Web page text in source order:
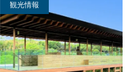
観光情報